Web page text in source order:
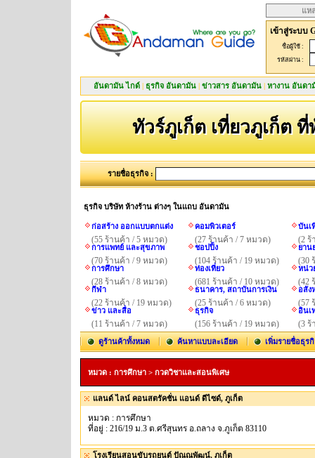
แห
เข้าสู่ระบบ
ชื่อผู้ใช้ :
รหัสผ่าน :
อันดามัน ไกด์ | ธุรกิจ อันดามัน | ข่าวสาร อันดามัน | หางาน อันดา
ทัวร์ภูเก็ต เที่ยวภูเก็ต
รายชื่อธุรกิจ :
ธุรกิจ บริษัท ห้างร้าน ต่างๆ ในแถบ อันดามัน
ก่อสร้าง ออกแบบตกแต่ง
(55 ร้านค้า / 5 หมวด)
การแพทย์ และสุขภาพ
(70 ร้านค้า / 9 หมวด)
การศึกษา
(28 ร้านค้า / 8 หมวด)
กีฬา
(22 ร้านค้า / 19 หมวด)
ข่าว และสื่อ
(11 ร้านค้า / 7 หมวด)
คอมพิวเตอร์
(27 ร้านค้า / 7 หมวด)
ชอปปิ้ง
(104 ร้านค้า / 19 หมวด)
ท่องเที่ยว
(681 ร้านค้า / 10 หมวด)
ธนาคาร, สถาบันการเงิน
(25 ร้านค้า / 6 หมวด)
ธุรกิจ
(156 ร้านค้า / 19 หมวด)
บันเ
(2 ร้
ยาน
(30
หน่ว
(42
อสัง
(57
อินเ
(3 ร้
ดูร้านค้าทั้งหมด ค้นหาแบบละเอียด เพิ่มรายชื่อธุร
หมวด : การศึกษา > กวดวิชาและสอนพิเศษ
แลนด์ ไลน์ คอนสตรัคชั่น แอนด์ ดีไซด์, ภูเก็ต
หมวด : การศึกษา
ที่อยู่ : 216/19 ม.3 ต.ศรีสุนทร อ.ถลาง จ.ภูเก็ต 83110
โรงเรียนสอนขับรถยนต์ ปัณณพัฒน์, ภูเก็ต